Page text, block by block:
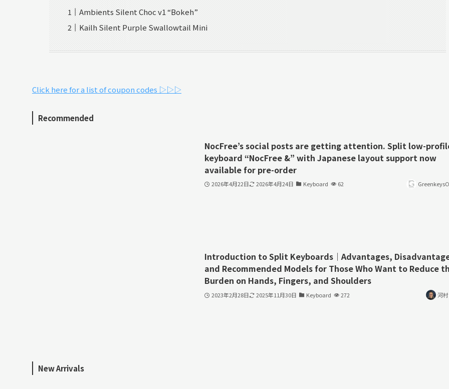
Ambients Silent Choc v1 “Bokeh”
Kailh Silent Purple Swallowtail Mini
Click here for a list of coupon codes ▷▷▷
Recommended
NocFree’s social posts are getting attention. Split low-
keyboard “NocFree &” with Japanese layout support now
available for pre-order
2026年4月22日 2026年4月24日 Keyboard 62
Introduction to Split Keyboards｜Advantages,
and Recommended Models for Those Who Want to Reduce
Burden on Hands, Fingers, and Shoulders
2023年2月28日 2025年11月30日 Keyboard 272 河
New Arrivals